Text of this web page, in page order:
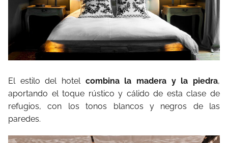
El estilo del hotel combina la madera y la piedra,
aportando el toque rústico y cálido de esta clase de
refugios, con los tonos blancos y negros de las
paredes.